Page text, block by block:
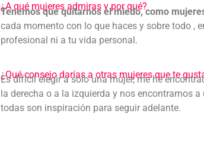
¿A qué mujeres admiras y por qué?
Tenemos que quitarnos el miedo, como
cada momento con lo que haces y sobre todo ,
profesional ni a tu vida personal.
¿Qué consejo darías a otras mujeres que te
Es difícil elegir a solo una mujer, me he
la derecha o a la izquierda y nos encontramos
todas son inspiración para seguir adelante.